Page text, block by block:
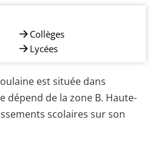
Collèges
Lycées
est située dans
dépend de la zone B. Haute-
scolaires sur son